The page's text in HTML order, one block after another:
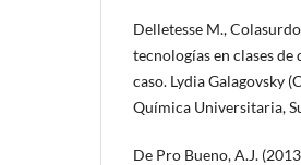
Delletesse M.,
tecnologías en clases
caso. Lydia Galagovsky
Química Universitaria,
De Pro Bueno, A.J.